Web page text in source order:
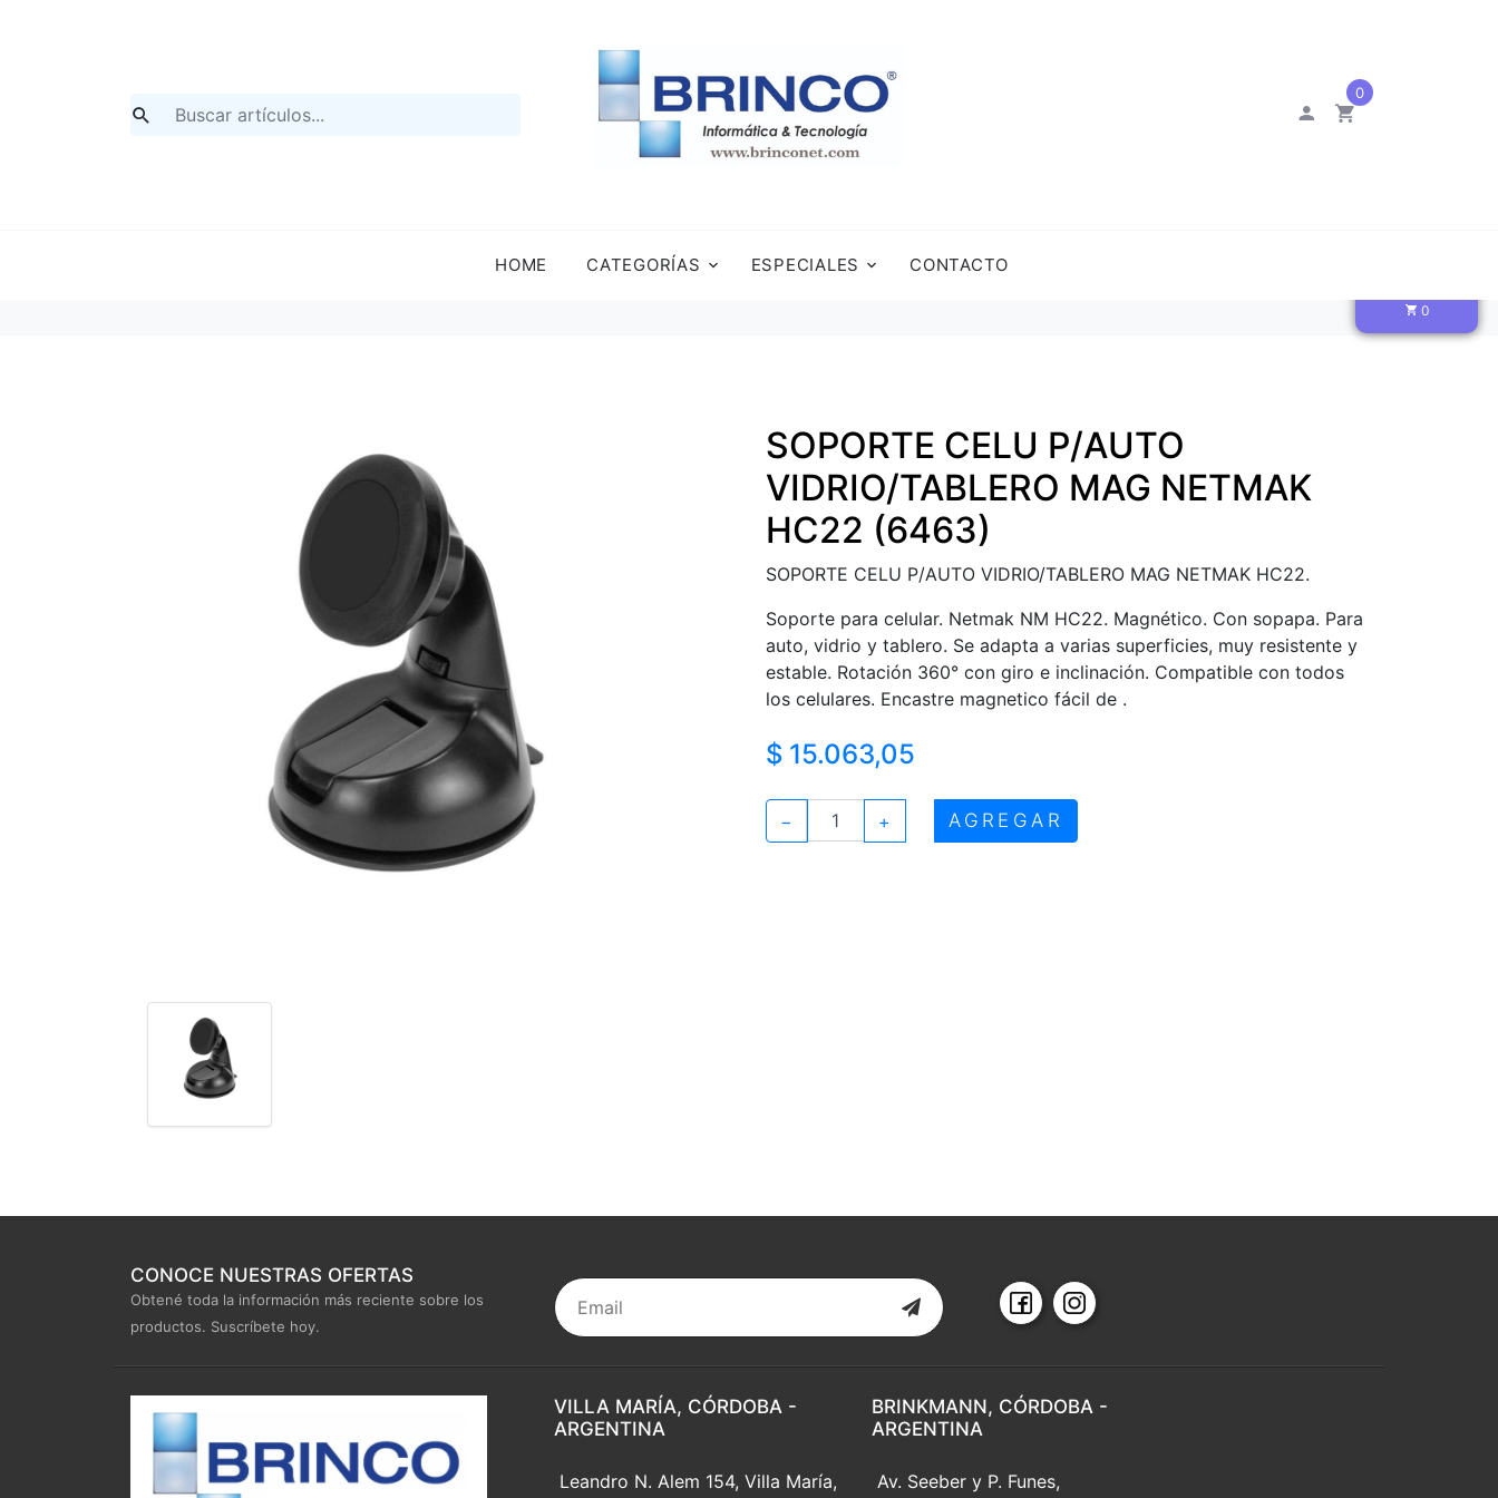
0
HOME CATEGORÍAS ESPECIALES CONTACTO
SOPORTE CELU P/AUTO
VIDRIO/TABLERO MAG NETMAK
HC22 (6463)
SOPORTE CELU P/AUTO VIDRIO/TABLERO MAG NETMAK HC22.
Soporte para celular. Netmak NM HC22. Magnético. Con sopapa. Para
auto, vidrio y tablero. Se adapta a varias superficies, muy resistente y
estable. Rotación 360° con giro e inclinación. Compatible con todos
los celulares. Encastre magnetico fácil de .
$ 15.063,05
− + AGREGAR
0
CONOCE NUESTRAS OFERTAS
Obtené toda la información más reciente sobre los
productos. Suscríbete hoy.
VILLA MARÍA, CÓRDOBA -
ARGENTINA
Leandro N. Alem 154, Villa María,
BRINKMANN, CÓRDOBA -
ARGENTINA
Av. Seeber y P. Funes,